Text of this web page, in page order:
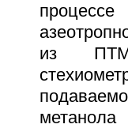
из
метанола